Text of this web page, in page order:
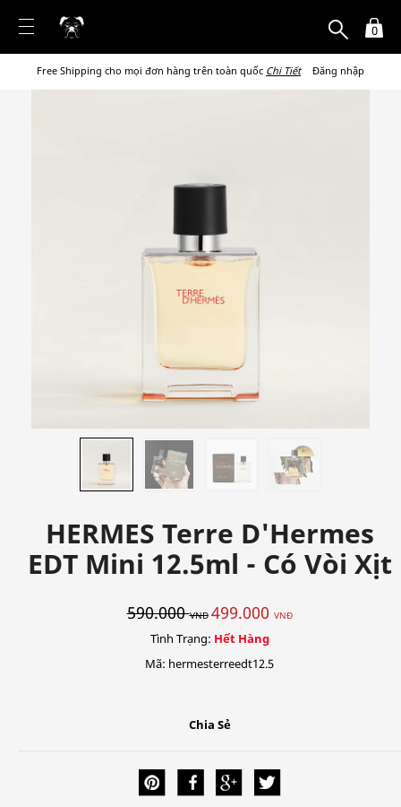
0
Free Shipping cho mọi đơn hàng trên toàn quốc Chi Tiết Đăng nhập
HERMES Terre D'Hermes
EDT Mini 12.5ml - Có Vòi Xịt
590.000VNĐ 499.000 VNĐ
Tình Trạng: Hết Hàng
Mã: hermesterreedt12.5
Chia Sẻ